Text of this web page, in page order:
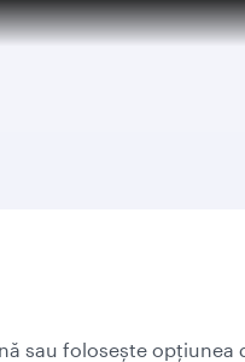
sau folosește opțiunea